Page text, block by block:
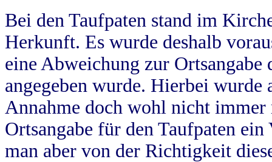
Bei den Taufpaten stand im
Herkunft. Es wurde deshalb
eine Abweichung zur
angegeben wurde. Hierbei wurde
Annahme doch wohl nicht
Ortsangabe für den Taufpaten
man aber von der Richtigkeit